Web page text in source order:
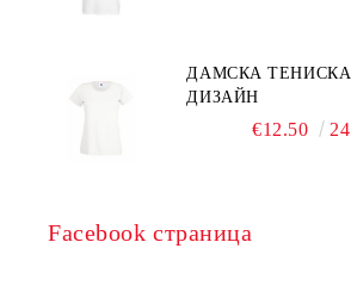
ДАМСКА
ДИЗАЙН
€12.50
Facebook страница